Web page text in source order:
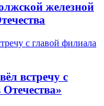
железной
встречу с